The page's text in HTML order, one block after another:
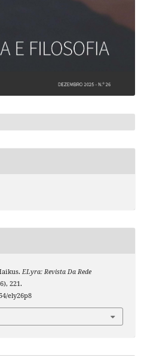
ELyra: Revista Da Rede
221.
ely26p8